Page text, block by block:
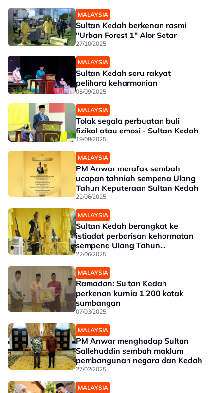
MALAYSIA
Sultan Kedah berkenan rasmi
"Urban Forest 1" Alor Setar
27/10/2025
MALAYSIA
Sultan Kedah seru rakyat
pelihara keharmonian
05/09/2025
MALAYSIA
Tolak segala perbuatan buli
fizikal atau emosi - Sultan Kedah
19/08/2025
MALAYSIA
PM Anwar merafak sembah
ucapan tahniah sempena Ulang
Tahun Keputeraan Sultan Kedah
22/06/2025
MALAYSIA
Sultan Kedah berangkat ke
istiadat perbarisan kehormatan
sempena Ulang Tahun
Keputeraan ke-83
22/06/2025
MALAYSIA
Ramadan: Sultan Kedah
perkenan kurnia 1,200 kotak
sumbangan
07/03/2025
MALAYSIA
PM Anwar menghadap Sultan
Sallehuddin sembah maklum
pembangunan negara dan Kedah
27/02/2025
MALAYSIA